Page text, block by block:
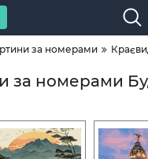
за номерами
за номерами